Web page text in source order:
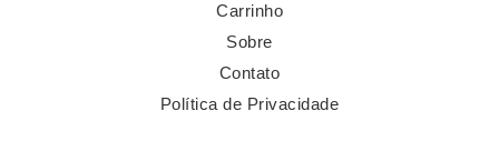
Carrinho
Sobre
Contato
Política de Privacidade